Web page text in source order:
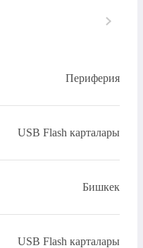
Периферия
USB Flash карталары
Бишкек
USB Flash карталары